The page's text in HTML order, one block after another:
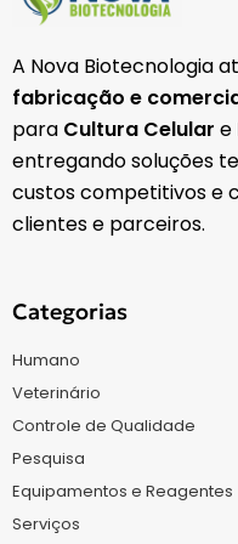
A Nova Biotecnologia
fabricação e
para Cultura Celular e
entregando soluções
custos competitivos e
clientes e parceiros.
Categorias
Humano
Veterinário
Controle de Qualidade
Pesquisa
Equipamentos e Reagentes
Serviços